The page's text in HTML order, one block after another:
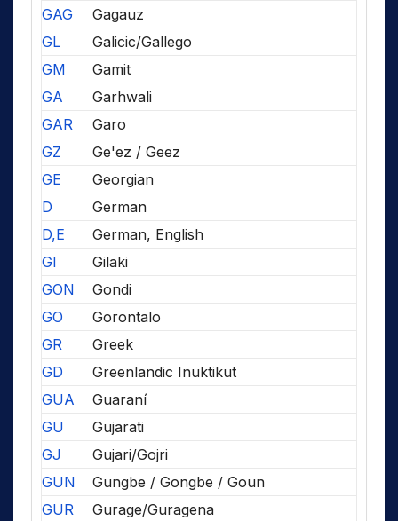
GAG
Gagauz
GL
Galicic/Gallego
GM
Gamit
GA
Garhwali
GAR
Garo
GZ
Ge'ez / Geez
GE
Georgian
D
German
D,E
German, English
GI
Gilaki
GON
Gondi
GO
Gorontalo
GR
Greek
GD
Greenlandic Inuktikut
GUA
Guaraní
GU
Gujarati
GJ
Gujari/Gojri
GUN
Gungbe / Gongbe / Goun
GUR
Gurage/Guragena